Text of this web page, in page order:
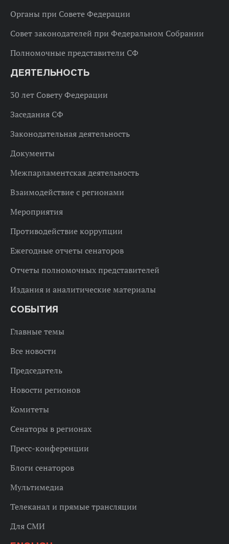
Органы при Совете Федерации
Совет законодателей при Федеральном Собрании
Полномочные представители СФ
ДЕЯТЕЛЬНОСТЬ
30 лет Совету Федерации
Заседания СФ
Законодательная деятельность
Документы
Межпарламентская деятельность
Взаимодействие с регионами
Мероприятия
Противодействие коррупции
Ежегодные отчеты сенаторов
Отчеты полномочных представителей
Издания и аналитические материалы
СОБЫТИЯ
Главные темы
Все новости
Председатель
Новости регионов
Комитеты
Сенаторы в регионах
Пресс-конференции
Блоги сенаторов
Мультимедиа
Телеканал и прямые трансляции
Для СМИ